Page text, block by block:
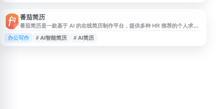
番茄简历
番茄简历是一款基于 AI 的在线简历制作平台，提供多种 HR 推荐的个人求职
简历模板，涵盖中文简历、双栏简历、简洁风格简历等类型。用户可在线编辑
个人简历，借助智能辅助提升内容表达，并支持一键导出 PDF 或图片格式，
办公写作 # AI智能简历 # AI简历